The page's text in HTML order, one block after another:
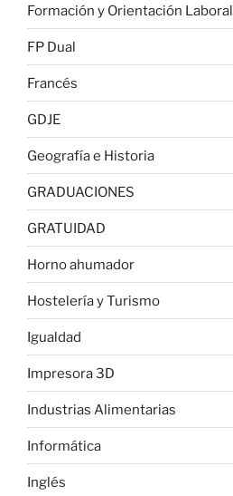
Formación y Orientación Laboral
FP Dual
Francés
GDJE
Geografía e Historia
GRADUACIONES
GRATUIDAD
Horno ahumador
Hostelería y Turismo
Igualdad
Impresora 3D
Industrias Alimentarias
Informática
Inglés